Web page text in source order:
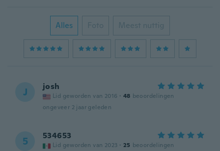
Alles Foto Meest nuttig
J josh
Lid geworden van 2016 · 48 beoordelingen
ongeveer 2 jaar geleden
5 534653
Lid geworden van 2023 · 25 beoordelingen